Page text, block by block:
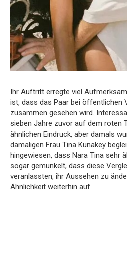
Ihr Auftritt erregte viel
ist, dass das Paar bei öffentlichen
zusammen gesehen wird.
sieben Jahre zuvor auf dem roten
ähnlichen Eindruck, aber damals
damaligen Frau Tina Kunakey
hingewiesen, dass Nara Tina sehr
sogar gemunkelt, dass diese
veranlassten, ihr Aussehen zu
Ähnlichkeit weiterhin auf.